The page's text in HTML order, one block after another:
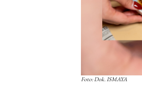
Foto: Dok. ISMAYA